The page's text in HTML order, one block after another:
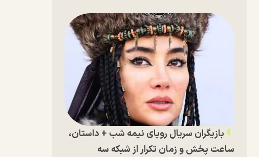
بازیگران سریال رویای نیمه شب + داستان،
ساعت پخش و زمان تکرار از شبکه سه